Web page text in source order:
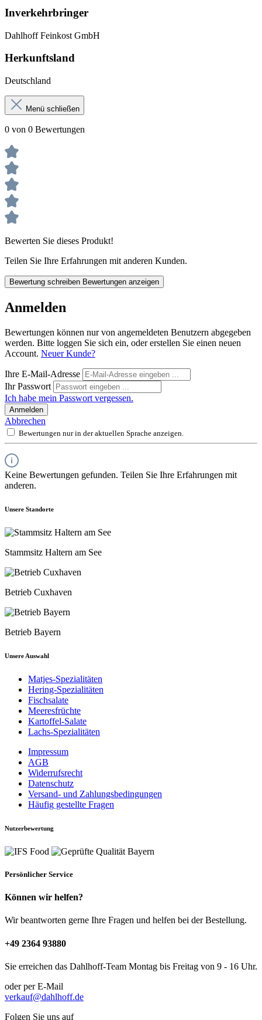
Inverkehrbringer
Dahlhoff Feinkost GmbH
Herkunftsland
Deutschland
Menü schließen
0 von 0 Bewertungen
Bewerten Sie dieses Produkt!
Teilen Sie Ihre Erfahrungen mit anderen Kunden.
Bewertung schreiben Bewertungen anzeigen
Anmelden
Bewertungen können nur von angemeldeten Benutzern abgegeben
werden. Bitte loggen Sie sich ein, oder erstellen Sie einen neuen
Account. Neuer Kunde?
Ihre E-Mail-Adresse
Ihr Passwort
Ich habe mein Passwort vergessen.
Anmelden
Abbrechen
Bewertungen nur in der aktuellen Sprache anzeigen.
Keine Bewertungen gefunden. Teilen Sie Ihre Erfahrungen mit
anderen.
Unsere Standorte
Stammsitz Haltern am See
Betrieb Cuxhaven
Betrieb Bayern
Unsere Auswahl
Matjes-Spezialitäten
Hering-Spezialitäten
Fischsalate
Meeresfrüchte
Kartoffel-Salate
Lachs-Spezialitäten
Impressum
AGB
Widerrufsrecht
Datenschutz
Versand- und Zahlungsbedingungen
Häufig gestellte Fragen
Nutzerbewertung
Persönlicher Service
Können wir helfen?
Wir beantworten gerne Ihre Fragen und helfen bei der Bestellung.
+49 2364 93880
Sie erreichen das Dahlhoff-Team Montag bis Freitag von 9 - 16 Uhr.
oder per E-Mail
verkauf@dahlhoff.de
Folgen Sie uns auf